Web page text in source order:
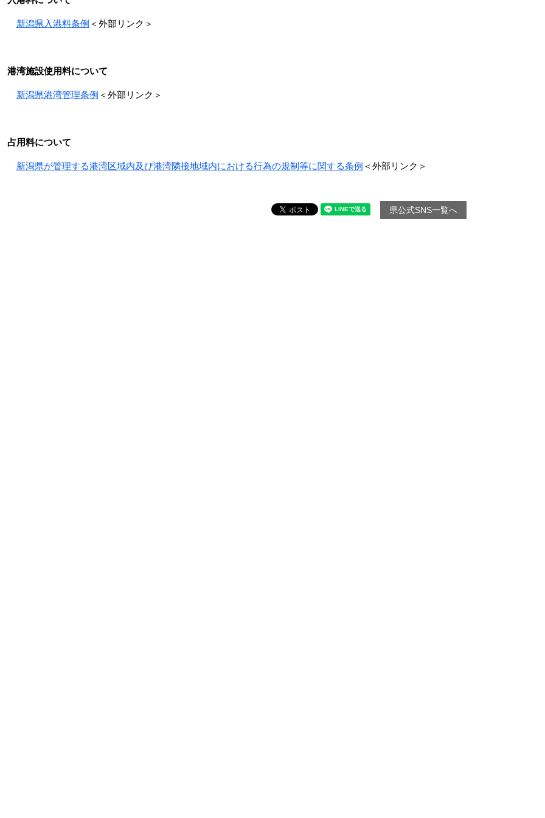
新潟県入港料条例 ＜外部リンク＞
港湾施設使用料について
新潟県港湾管理条例 ＜外部リンク＞
占用料について
新潟県が管理する港湾区域内及び港湾隣接地域内における行為の規制等に関する条例 ＜外部リンク＞
県公式SNS一覧へ